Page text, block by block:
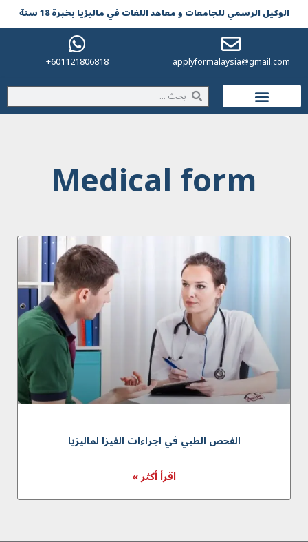
الوکیل الرسمي للجامعات و معاهد اللغات في مالیزیا بخبرة 18 سنة
applyformalaysia@gmail.com
601121806818+
Medical form
الفحص الطبي في اجراءات الفيزا لماليزيا
اقرأ أكثر »